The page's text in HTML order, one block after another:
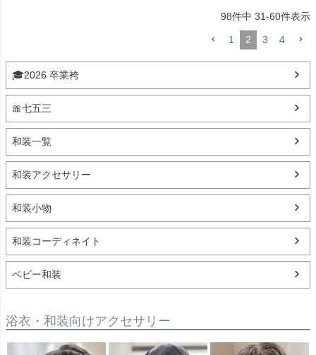
98件中 31-60件表示
1 2 3 4
🎓2026 卒業袴
🎀七五三
和装一覧
和装アクセサリー
和装小物
和装コーディネイト
ベビー和装
浴衣・和装向けアクセサリー